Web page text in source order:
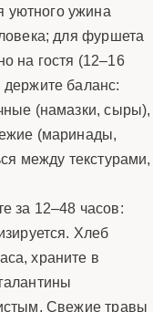
уютного ужина
для фуршета
на гостя (12–16
баланс:
(намазки, сыры),
(маринады,
между текстурами,
за 12–48 часов:
Хлеб
храните в
Свежие травы